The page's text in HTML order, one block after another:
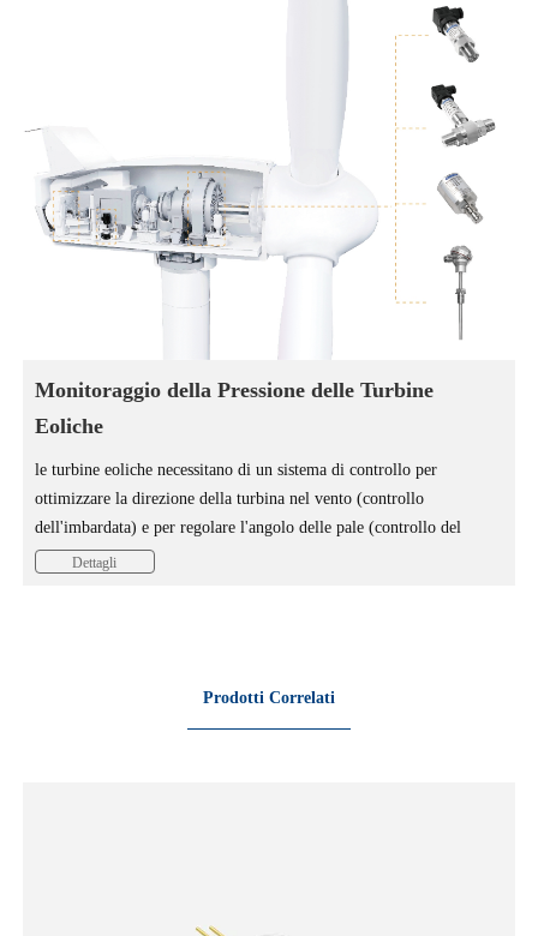
dipartimentali competenti quando dati come il PH e la torbidità
superano i valori normali e per monitorare lo scarico delle acque
Monitoraggio della Pressione delle Turbine
Eoliche
le turbine eoliche necessitano di un sistema di controllo per
ottimizzare la direzione della turbina nel vento (controllo
dell'imbardata) e per regolare l'angolo delle pale (controllo del
passo). Questo sistema di controllo è realizzato da un sistema di
Dettagli
Prodotti Correlati